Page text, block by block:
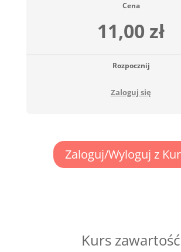
Cena
11,00 zł
Rozpocznij
Zaloguj się
Zaloguj/Wyloguj z
Kurs zawartość